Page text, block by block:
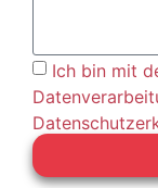
Ich bin mit